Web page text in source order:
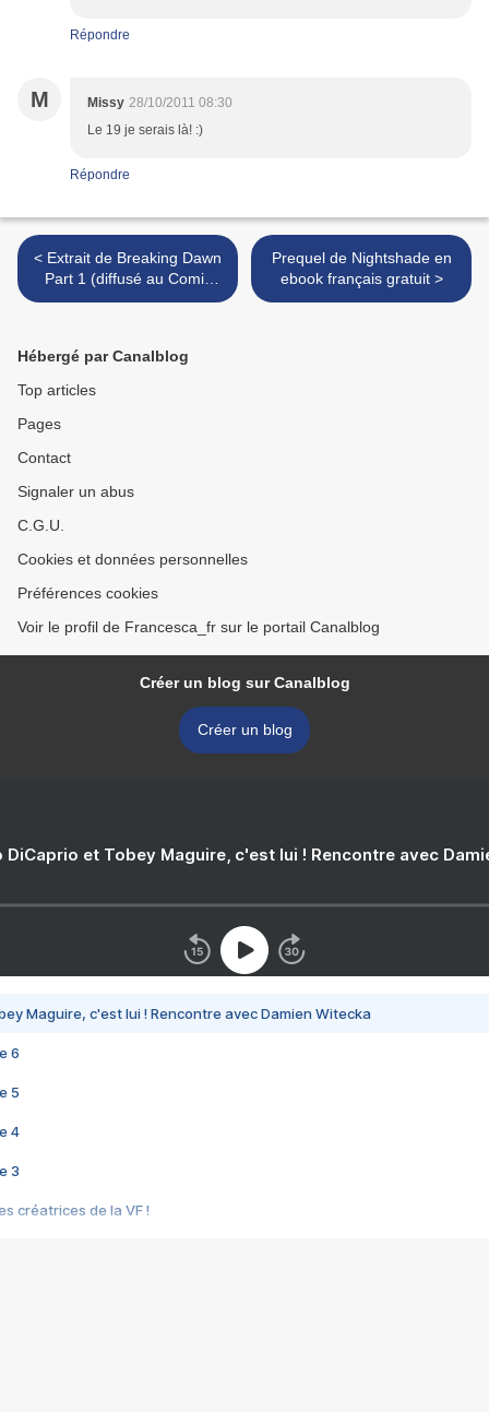
Répondre
M Missy 28/10/2011 08:30
Le 19 je serais là! :)
Répondre
< Extrait de Breaking Dawn
Part 1 (diffusé au Comic
Con)
Prequel de Nightshade en
ebook français gratuit >
Hébergé par Canalblog
Top articles
Pages
Contact
Signaler un abus
C.G.U.
Cookies et données personnelles
Préférences cookies
Voir le profil de Francesca_fr sur le portail Canalblog
Créer un blog sur Canalblog
Créer un blog
DiCaprio et Tobey Maguire, c'est lui ! Rencontre avec
Maguire, c'est lui ! Rencontre avec Damien Witecka
6
5
4
3
créatrices de la VF !